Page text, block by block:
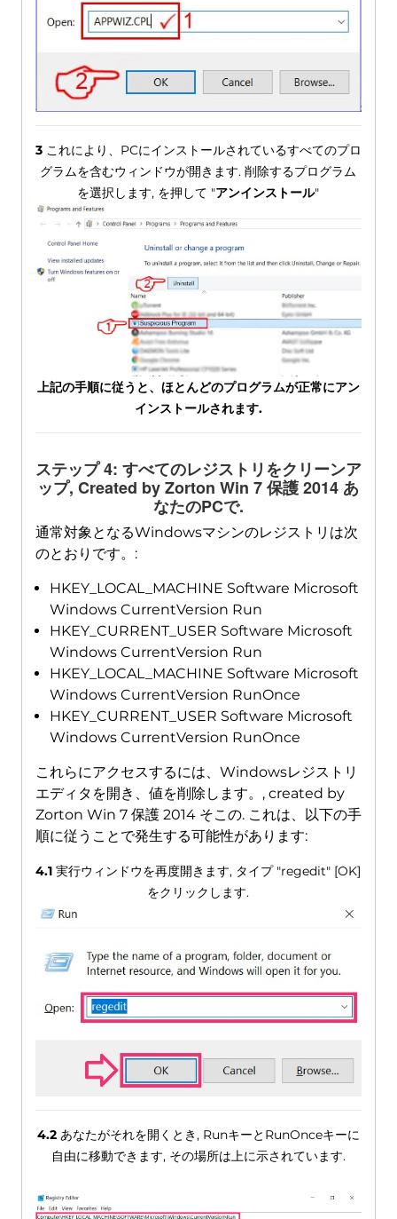
3これにより、PCにインストールされているすべてのプロ
グラムを含むウィンドウが開きます. 削除するプログラム
を選択します, を押して "アンインストール"
上記の手順に従うと、ほとんどのプログラムが正常にアン
インストールされます.
ステップ 4: すべてのレジストリをクリーンア
ップ,Created by Zorton Win 7 保護 2014 あ
なたのPCで.
通常対象となるWindowsマシンのレジストリは次
のとおりです。:
HKEY_LOCAL_MACHINE Software Microsoft
Windows CurrentVersion Run
HKEY_CURRENT_USER Software Microsoft
Windows CurrentVersion Run
HKEY_LOCAL_MACHINE Software Microsoft
Windows CurrentVersion RunOnce
HKEY_CURRENT_USER Software Microsoft
Windows CurrentVersion RunOnce
これらにアクセスするには、Windowsレジストリ
エディタを開き、値を削除します。, created by
Zorton Win 7 保護 2014 そこの. これは、以下の手
順に従うことで発生する可能性があります:
4.1 実行ウィンドウを再度開きます, タイプ "regedit" [OK]
をクリックします.
4.2あなたがそれを開くとき, RunキーとRunOnceキーに
自由に移動できます, その場所は上に示されています.